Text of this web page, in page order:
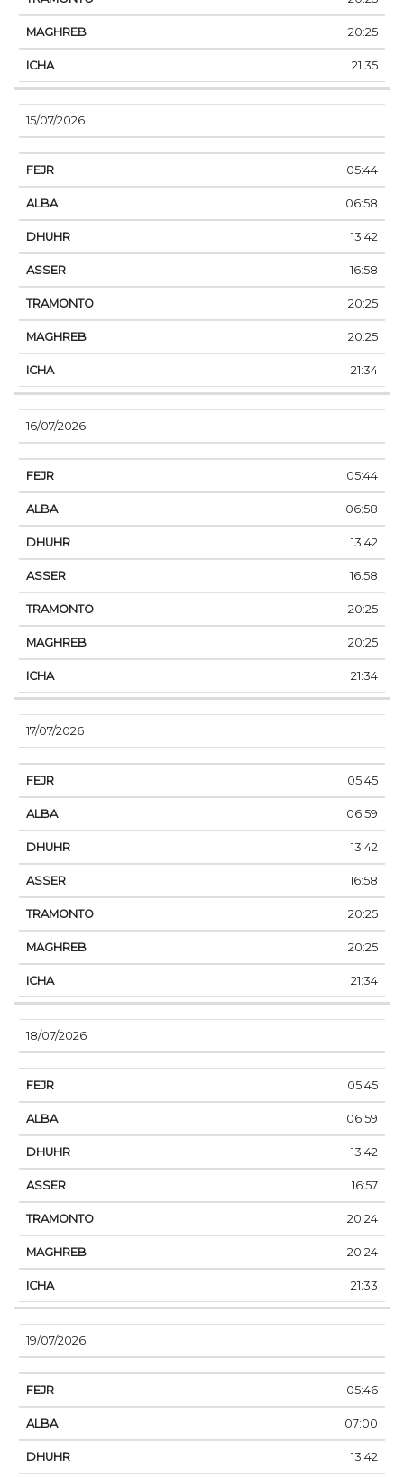
20:25
21:35
15/07/2026
05:44
06:58
13:42
16:58
20:25
20:25
21:34
16/07/2026
05:44
06:58
13:42
16:58
20:25
20:25
21:34
17/07/2026
05:45
06:59
13:42
16:58
20:25
20:25
21:34
18/07/2026
05:45
06:59
13:42
16:57
20:24
20:24
21:33
19/07/2026
05:46
07:00
13:42